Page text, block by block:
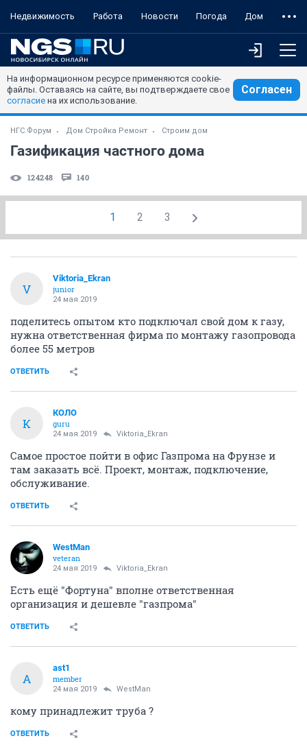
Недвижимость Работа Новости Погода Дом
На информационном ресурсе применяются cookie-
файлы. Оставаясь на сайте, вы подтверждаете свое
согласие на их использование.
Согласен
НГС.Форум Дом Стройка Ремонт Строим дом
Газификация частного дома
124248 140
1 2 3
V
Viktoria_Ekran
junior
24 мая 2019
поделитесь опытом кто подключал свой дом к газу,
нужна ответственная фирма по монтажу газопровода
более 55 метров
ОТВЕТИТЬ
К
КОЛО
guru
24 мая 2019 Viktoria_Ekran
Самое простое пойти в офис Газпрома на Фрунзе и
там заказать всё. Проект, монтаж, подключение,
обслуживание.
ОТВЕТИТЬ
WestMan
veteran
24 мая 2019 Viktoria_Ekran
Есть ещё "Фортуна" вполне ответственная
организация и дешевле "газпрома"
ОТВЕТИТЬ
A
ast1
member
24 мая 2019 WestMan
кому принадлежит труба ?
ОТВЕТИТЬ